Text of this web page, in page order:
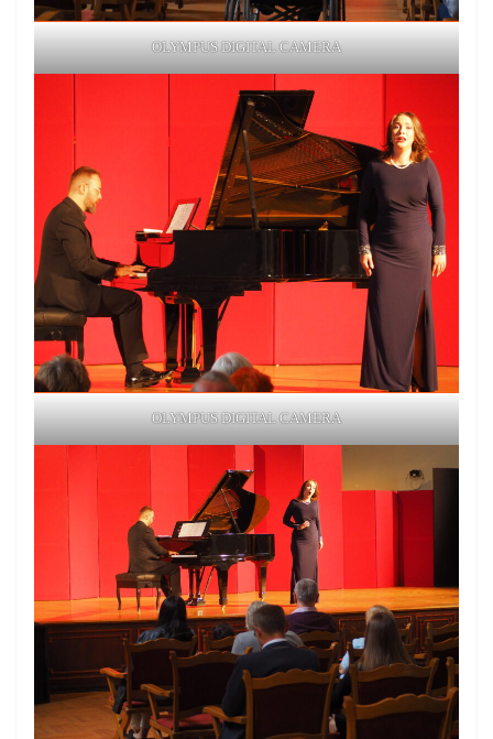
OLYMPUS DIGITAL CAMERA
OLYMPUS DIGITAL CAMERA